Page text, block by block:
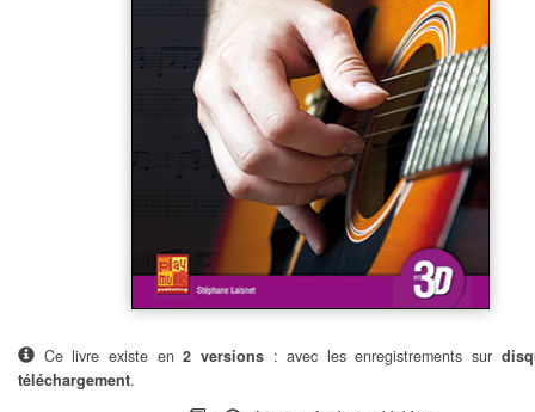
Ce livre existe en2 versions: avec les enregistrements sur
téléchargement.